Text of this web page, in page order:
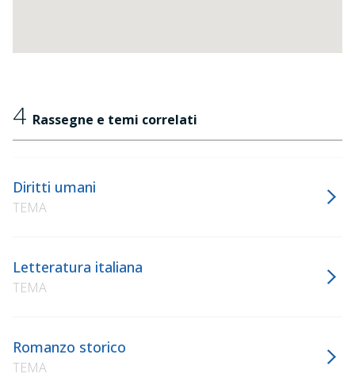
4 Rassegne e temi correlati
Diritti umani
TEMA
Letteratura italiana
TEMA
Romanzo storico
TEMA